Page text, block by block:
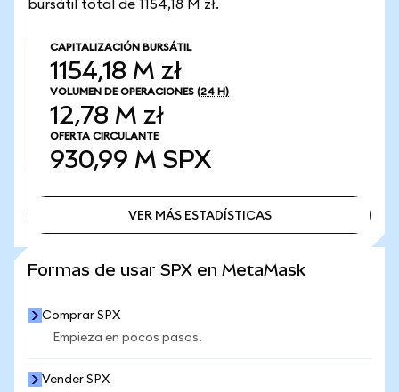
bursátil total de 1154,18 M zł.
CAPITALIZACIÓN BURSÁTIL
1154,18 M zł
VOLUMEN DE OPERACIONES (24 H)
12,78 M zł
OFERTA CIRCULANTE
930,99 M SPX
VER MÁS ESTADÍSTICAS
Formas de usar SPX en MetaMask
Comprar SPX
Empieza en pocos pasos.
Vender SPX